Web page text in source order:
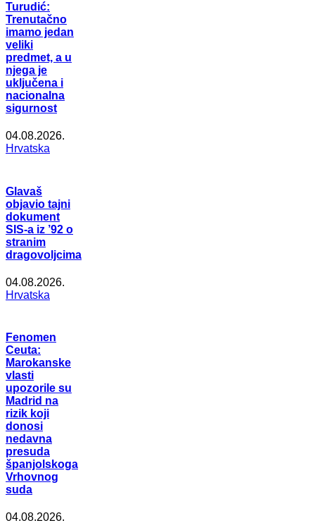
Turudić:
Trenutačno
imamo jedan
veliki
predmet, a u
njega je
uključena i
nacionalna
sigurnost
04.08.2026.
Hrvatska
Glavaš
objavio tajni
dokument
SIS-a iz ’92 o
stranim
dragovoljcima
04.08.2026.
Hrvatska
Fenomen
Ceuta:
Marokanske
vlasti
upozorile su
Madrid na
rizik koji
donosi
nedavna
presuda
španjolskoga
Vrhovnog
suda
04.08.2026.